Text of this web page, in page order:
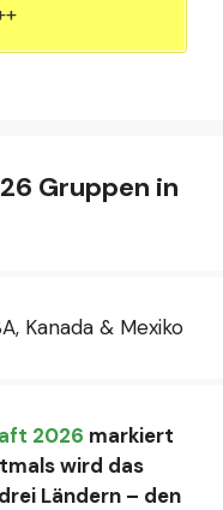
Gruppen in
2026 markiert
wird das
Ländern – den